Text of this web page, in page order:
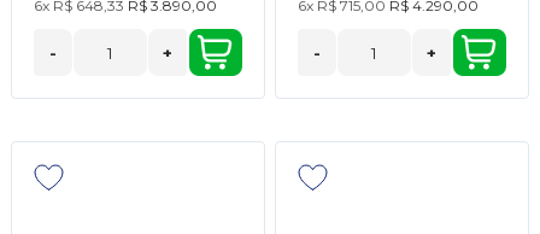
6x R$ 648,33 R$ 3.890,00
- +
6x R$ 715,00 R$ 4.290,00
- +